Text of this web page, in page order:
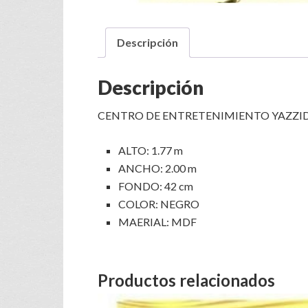
Descripción
Descripción
CENTRO DE ENTRETENIMIENTO
ALTO: 1.77 m
ANCHO: 2.00 m
FONDO: 42 cm
COLOR: NEGRO
MAERIAL: MDF
Productos relacionados